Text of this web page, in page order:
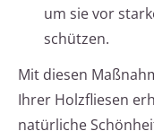
um sie vor
schützen.
Mit diesen
Ihrer Holzfliesen
natürliche